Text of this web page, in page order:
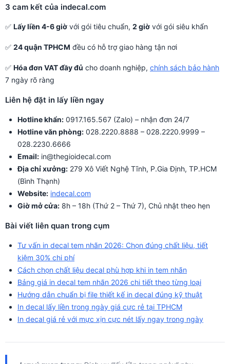
3 cam kết của indecal.com
✅ Lấy liền 4-6 giờ với gói tiêu chuẩn, 2 giờ với gói siêu khẩn
✅ 24 quận TPHCM đều có hỗ trợ giao hàng tận nơi
✅ Hóa đơn VAT đầy đủ cho doanh nghiệp, chính sách bảo hành
7 ngày rõ ràng
Liên hệ đặt in lấy liền ngay
Hotline khẩn: 0917.165.567 (Zalo) – nhận đơn 24/7
Hotline văn phòng: 028.2220.8888 – 028.2220.9999 –
028.2230.6666
Email: in@thegioidecal.com
Địa chỉ xưởng: 279 Xô Viết Nghệ Tĩnh, P.Gia Định, TP.HCM
(Bình Thạnh)
Website: indecal.com
Giờ mở cửa: 8h – 18h (Thứ 2 – Thứ 7), Chủ nhật theo hẹn
Bài viết liên quan trong cụm
Tư vấn in decal tem nhãn 2026: Chọn đúng chất liệu, tiết
kiệm 30% chi phí
Cách chọn chất liệu decal phù hợp khi in tem nhãn
Bảng giá in decal tem nhãn 2026 chi tiết theo từng loại
Hướng dẫn chuẩn bị file thiết kế in decal đúng kỹ thuật
In decal lấy liền trong ngày giá cực rẻ tại TPHCM
In decal giá rẻ với mực xịn cực nét lấy ngay trong ngày